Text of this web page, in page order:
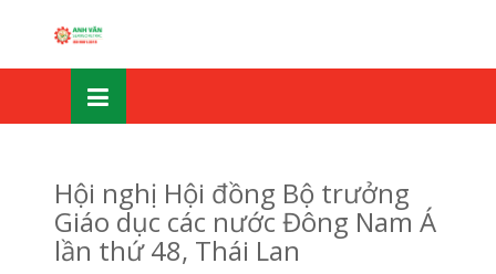
Hội nghị Hội đồng Bộ trưởng
Giáo dục các nước Đông Nam Á
lần thứ 48, Thái Lan